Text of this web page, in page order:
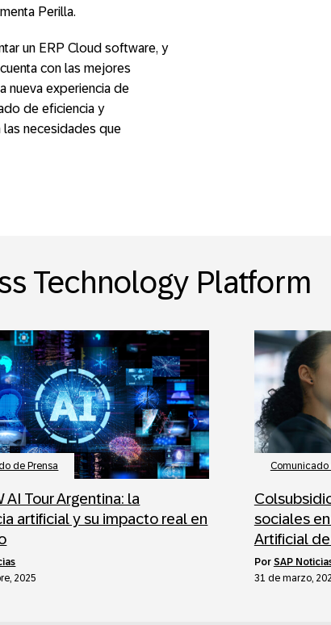
Perilla.
un ERP Cloud software, y
con las mejores
nueva experiencia de
de eficiencia y
las necesidades que
Technology Platform
de Prensa
AI Tour Argentina: la
artificial y su impacto real en
2025
Comunicado
sociales
Artificial de
por SAP
31 de marzo,